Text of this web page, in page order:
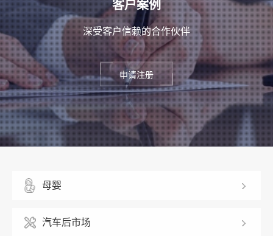
客户案例
深受客户信赖的合作伙伴
申请注册
母婴
汽车后市场